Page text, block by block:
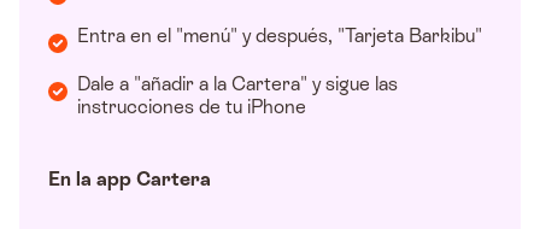
Entra en el "menú" y después, "Tarjeta Barkibu"
Dale a "añadir a la Cartera" y sigue las
instrucciones de tu iPhone
En la app Cartera